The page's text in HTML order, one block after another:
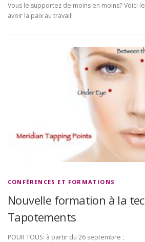
Vous le supportez de moins en moins? Voici
avoir la paix au travail!
CONFÉRENCES ET FORMATIONS
Nouvelle formation à la
Tapotements
POUR TOUS: à partir du 26 septembre ;